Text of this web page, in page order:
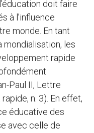
doit faire
à l’influence
monde. En tant
mondialisation, les
rapide
Paul II, Lettre
n. 3). En effet,
éducative des
avec celle de